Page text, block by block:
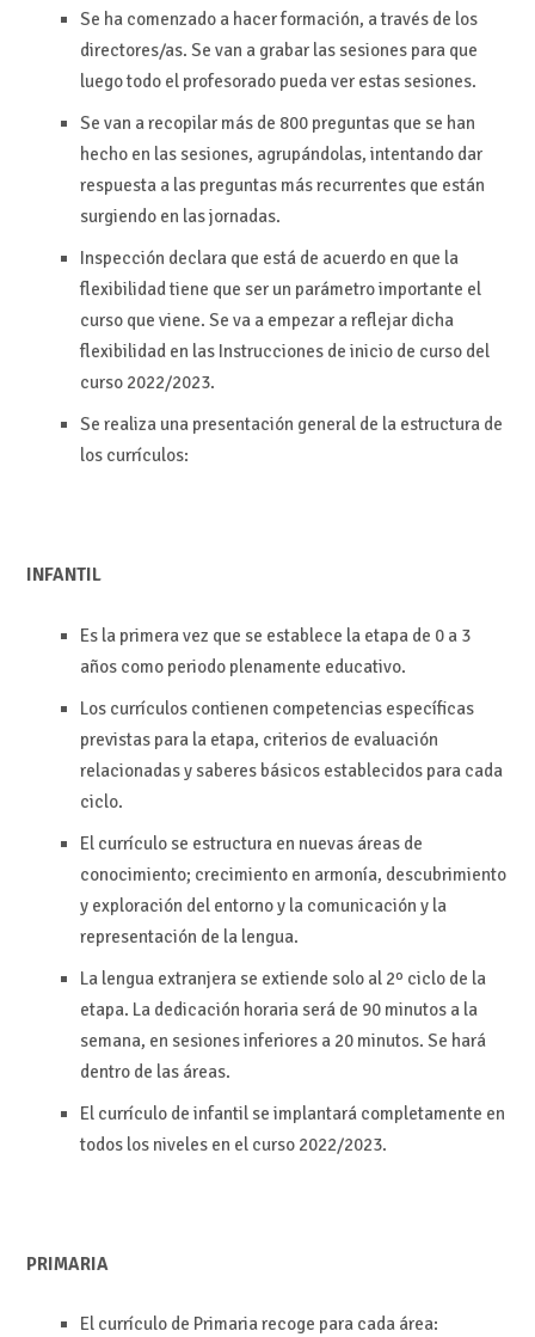
Se ha comenzado a hacer formación, a través de los
directores/as. Se van a grabar las sesiones para que
luego todo el profesorado pueda ver estas sesiones.
Se van a recopilar más de 800 preguntas que se han
hecho en las sesiones, agrupándolas, intentando dar
respuesta a las preguntas más recurrentes que están
surgiendo en las jornadas.
Inspección declara que está de acuerdo en que la
flexibilidad tiene que ser un parámetro importante el
curso que viene. Se va a empezar a reflejar dicha
flexibilidad en las Instrucciones de inicio de curso del
curso 2022/2023.
Se realiza una presentación general de la estructura de
los currículos:
INFANTIL
Es la primera vez que se establece la etapa de 0 a 3
años como periodo plenamente educativo.
Los currículos contienen competencias específicas
previstas para la etapa, criterios de evaluación
relacionadas y saberes básicos establecidos para cada
ciclo.
El currículo se estructura en nuevas áreas de
conocimiento; crecimiento en armonía, descubrimiento
y exploración del entorno y la comunicación y la
representación de la lengua.
La lengua extranjera se extiende solo al 2º ciclo de la
etapa. La dedicación horaria será de 90 minutos a la
semana, en sesiones inferiores a 20 minutos. Se hará
dentro de las áreas.
El currículo de infantil se implantará completamente en
todos los niveles en el curso 2022/2023.
PRIMARIA
El currículo de Primaria recoge para cada área: